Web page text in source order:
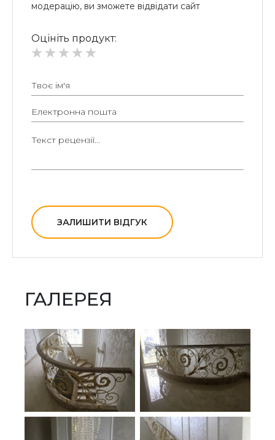
модерацію, ви зможете відвідати сайт
Оцініть продукт:
ЗАЛИШИТИ ВІДГУК
ГАЛЕРЕЯ